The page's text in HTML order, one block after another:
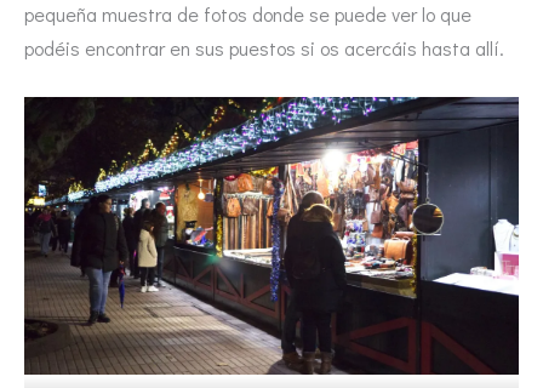
pequeña muestra de fotos donde se puede ver lo que
podéis encontrar en sus puestos si os acercáis hasta allí.